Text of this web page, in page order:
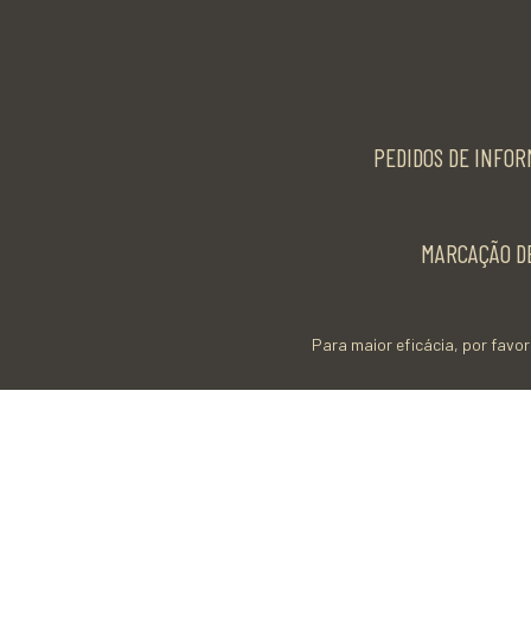
PEDIDOS DE
MARCAÇÃO
Para maior eficácia, por